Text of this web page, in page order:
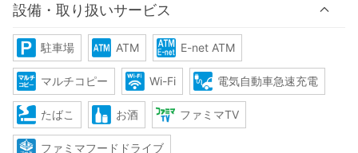
設備・取り扱いサービス
駐車場 ATM E-net ATM
マルチコピー Wi-Fi 電気自動車急速充電
たばこ お酒 ファミマTV
ファミマフードドライブ